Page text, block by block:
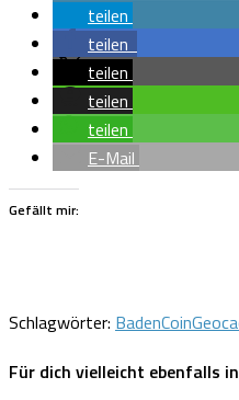
teilen
teilen
teilen
teilen
teilen
E-Mail
Gefällt mir:
Schlagwörter: BadenCoin
Für dich vielleicht ebenfalls